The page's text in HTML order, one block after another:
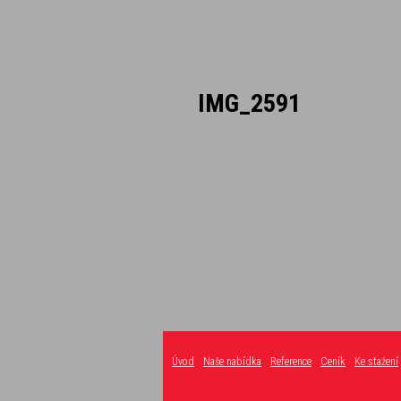
IMG_2591
Úvod Naše nabídka Reference Ceník Ke stažení